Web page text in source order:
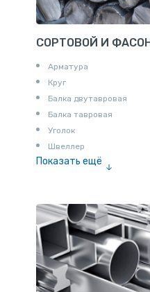
СОРТОВОЙ И
Арматура
Круг
Балка двутавровая
Балка тавровая
Уголок
Швеллер
Показать ещё
Катанка
Шестигранник
Полособульб
Полукруг
Шпунт Ларсена